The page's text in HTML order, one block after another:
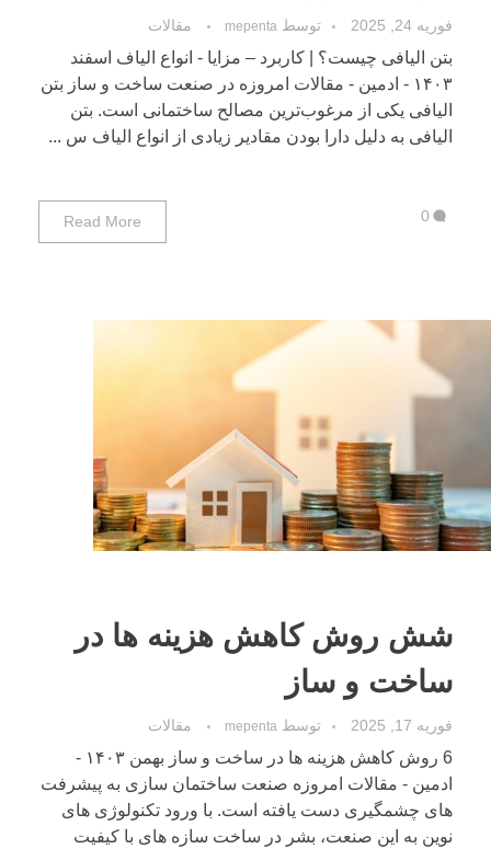
فوریه 24, 2025 توسط mepenta مقالات
بتن الیافی چیست؟ | کاربرد – مزایا - انواع الیاف اسفند
۱۴۰۳ - ادمین - مقالات امروزه در صنعت ساخت و ساز بتن
الیافی یکی از مرغوب‌ترین مصالح ساختمانی است. بتن
الیافی به دلیل دارا بودن مقادیر زیادی از انواع الیاف س ...
Read More 0
شش روش کاهش هزینه ها در
ساخت و ساز
فوریه 17, 2025 توسط mepenta مقالات
6 روش کاهش هزینه ها در ساخت و ساز بهمن ۱۴۰۳ -
ادمین - مقالات امروزه صنعت ساختمان ‌سازی به پیشرفت‌‌
های چشمگیری دست یافته است. با ورود تکنولوژی های
نوین به این صنعت، بشر در ساخت سازه ‌های با کیفیت